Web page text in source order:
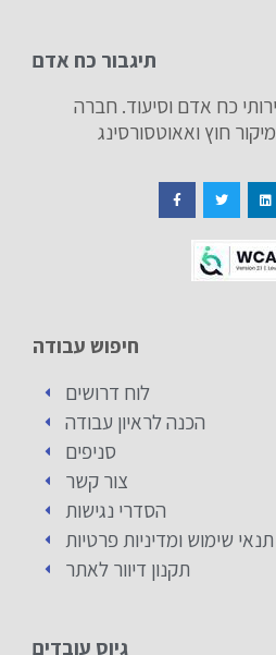
תיגבור כח אדם
כח אדם וסיעוד. חברה
חוץ ואאוטסורסינג
חיפוש עבודה
לוח דרושים
הכנה לראיון עבודה
סניפים
צור קשר
הסדרי נגישות
תנאי שימוש ומדיניות פרטיות
תקנון דיוור לאתר
גיוס עובדים